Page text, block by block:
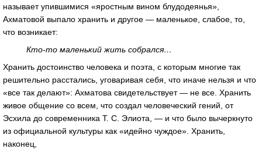
называет упившимися «яростным вином блудодеянья»,
Ахматовой выпало хранить и другое — маленькое, слабое, то,
что возникает:
Кто-то маленький жить собрался…
Хранить достоинство человека и поэта, с которым многие так
решительно расстались, уговаривая себя, что иначе нельзя и что
«все так делают»: Ахматова свидетельствует — не все. Хранить
живое общение со всем, что создал человеческий гений, от
Эсхила до современника Т. С. Элиота, — и что было вычеркнуто
из официальной культуры как «идейно чуждое». Хранить,
наконец,